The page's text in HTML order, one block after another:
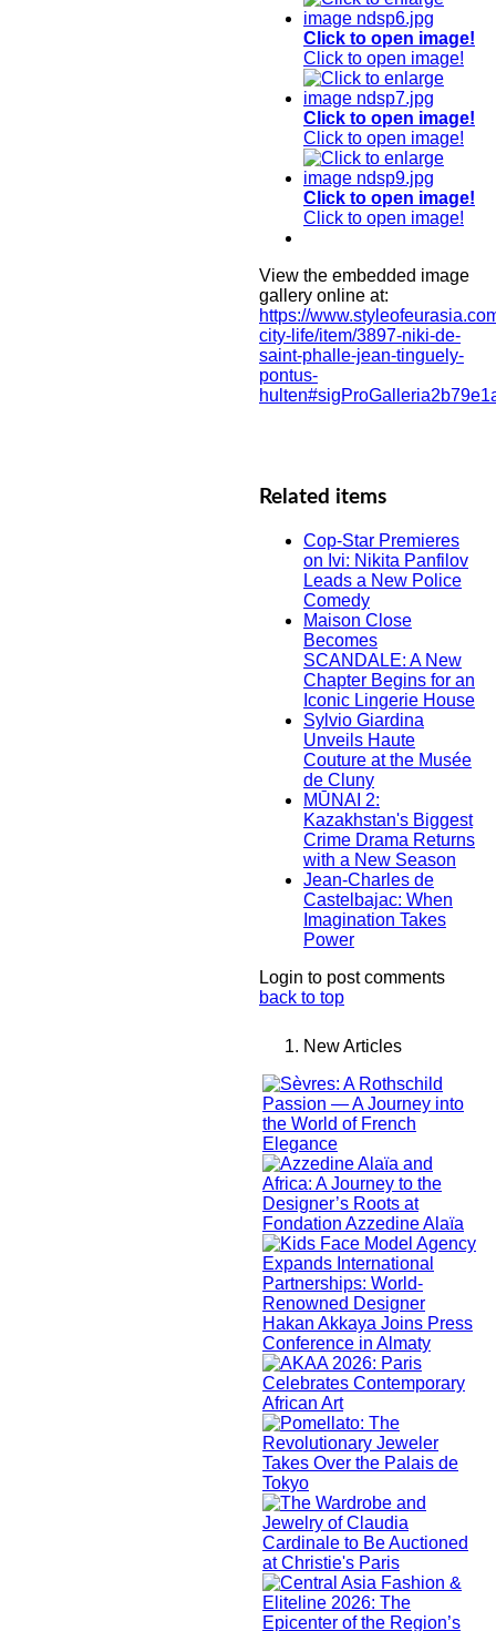
Click to open image!
Click to open image!
Click to open image!
Click to open image!
Click to open image!
Click to open image!
View the embedded image
gallery online at:
https://
city-life/item/3897-niki-de-
saint-phalle-jean-tinguely-
pontus-
Related items
Cop-Star Premieres
on Ivi: Nikita Panfilov
Leads a New Police
Comedy
Maison Close
Becomes
SCANDALE: A New
Chapter Begins for an
Iconic Lingerie House
Sylvio Giardina
Unveils Haute
Couture at the Musée
de Cluny
MŪNAI 2:
Kazakhstan's Biggest
Crime Drama Returns
with a New Season
Jean-Charles de
Castelbajac: When
Imagination Takes
Power
Login to post comments
back to top
New Articles